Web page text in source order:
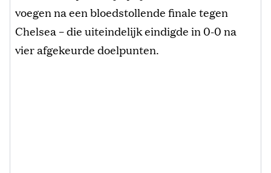
voegen na een bloedstollende finale tegen
Chelsea – die uiteindelijk eindigde in 0-0 na
vier afgekeurde doelpunten.